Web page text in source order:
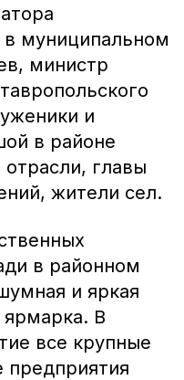
в муниципальном
министр
и
в районе
отрасли, главы
жители сел.
в районном
и яркая
ярмарка. В
все крупные
предприятия